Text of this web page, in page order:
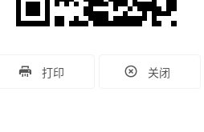
打印 关闭